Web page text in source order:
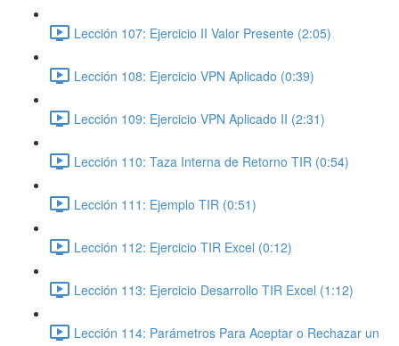
Lección 107: Ejercicio II Valor Presente (2:05)
Lección 108: Ejercicio VPN Aplicado (0:39)
Lección 109: Ejercicio VPN Aplicado II (2:31)
Lección 110: Taza Interna de Retorno TIR (0:54)
Lección 111: Ejemplo TIR (0:51)
Lección 112: Ejercicio TIR Excel (0:12)
Lección 113: Ejercicio Desarrollo TIR Excel (1:12)
Lección 114: Parámetros Para Aceptar o Rechazar un